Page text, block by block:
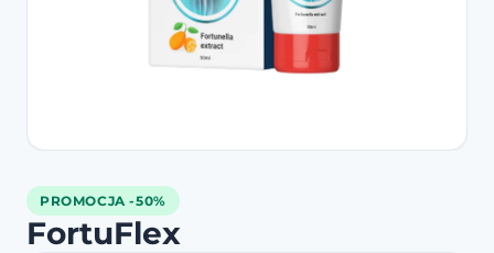
PROMOCJA -50%
FortuFlex